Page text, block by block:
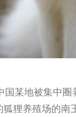
某地被集中
狸养殖场的